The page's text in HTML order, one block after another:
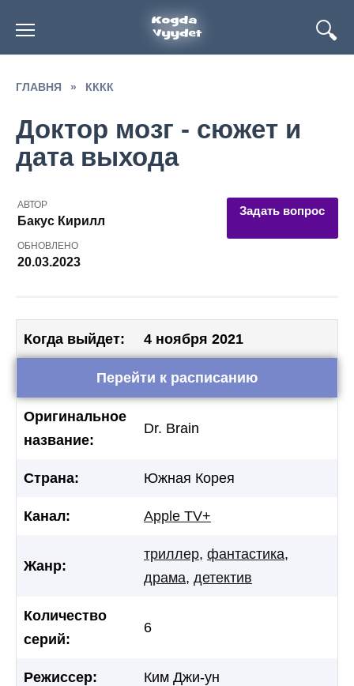
содержанию
ГЛАВНЯ » КККК
Доктор мозг - сюжет и
дата выхода
АВТОР
Бакус Кирилл
Задать вопрос
ОБНОВЛЕНО
20.03.2023
Когда выйдет: 4 ноября 2021
Перейти к расписанию
Оригинальное
название:
Dr. Brain
Страна: Южная Корея
Канал: Apple TV+
Жанр:
триллер, фантастика,
драма, детектив
Количество
серий:
6
Режиссер: Ким Джи-ун